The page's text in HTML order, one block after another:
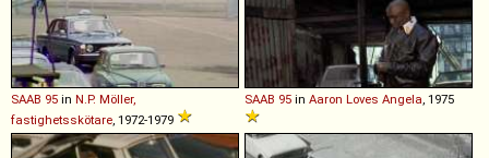
SAAB 95 in N.P. Möller,
fastighetsskötare, 1972-1979
SAAB 95 in Aaron Loves Angela, 1975